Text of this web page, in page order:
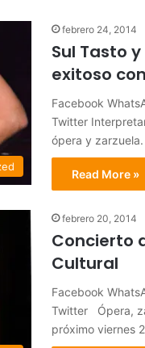
febrero 24, 2014
Sul Tasto
exitoso
Facebook
Twitter
ópera y
Read More »
febrero 20, 2014
Concierto
Cultural
Facebook
Twitter Ópera,
próximo viernes